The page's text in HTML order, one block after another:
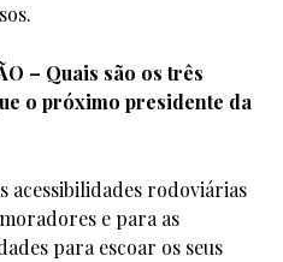
– Quais são os três
o próximo presidente da
acessibilidades rodoviárias
e para as
para escoar os seus